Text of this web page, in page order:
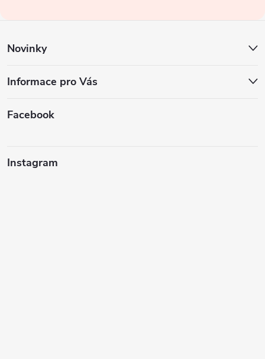
í
Novinky
Informace pro Vás
Facebook
Instagram